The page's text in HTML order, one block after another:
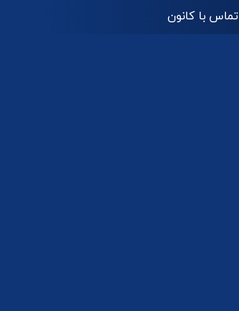
تماس با کانون